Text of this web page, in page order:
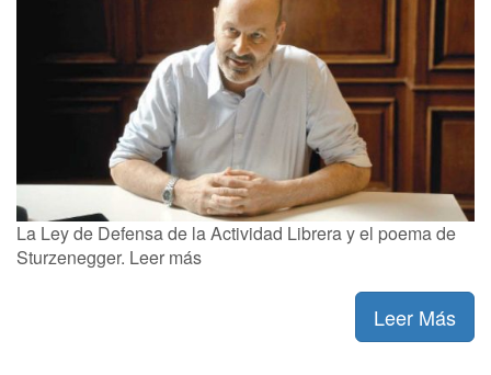
La Ley de Defensa de la Actividad Librera y el poema de
Sturzenegger. Leer más
Leer Más